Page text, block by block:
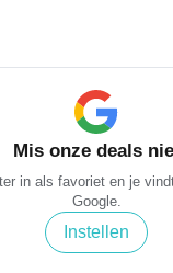
Mis onze deals
in als favoriet en je
Google.
Instellen